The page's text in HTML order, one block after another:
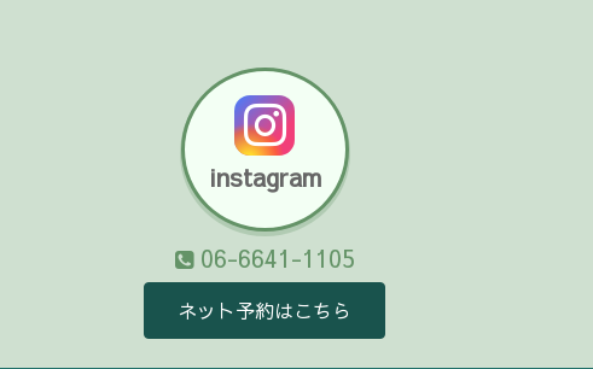
instagram
06-6641-1105
ネット予約はこちら